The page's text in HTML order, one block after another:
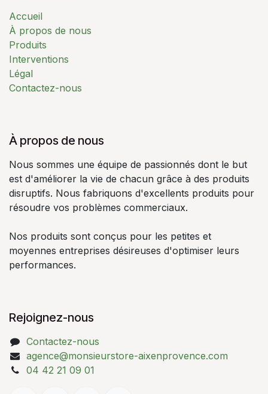
Accueil
À propos de nous
Produits
Interventions
Légal
Contactez-nous
À propos de nous
Nous sommes une équipe de passionnés dont le but
est d'améliorer la vie de chacun grâce à des produits
disruptifs. Nous fabriquons d'excellents produits pour
résoudre vos problèmes commerciaux.
Nos produits sont conçus pour les petites et
moyennes entreprises désireuses d'optimiser leurs
performances.
Rejoignez-nous
Contactez-nous
agence@monsieurstore-aixenprovence.com
04 42 21 09 01